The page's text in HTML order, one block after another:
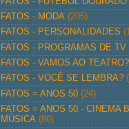
FATOS - MODA (205)
FATOS - PERSONALIDADES
FATOS - PROGRAMAS DE TV
FATOS - VAMOS AO TEATRO?
FATOS - VOCÊ SE LEMBRA?
FATOS = ANOS 50 (24)
FATOS = ANOS 50 - CINEMA
MÚSICA (80)